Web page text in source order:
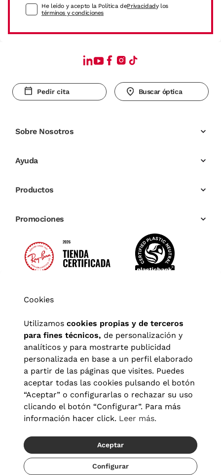
Recíbelo del 21/08 al 23/08
He leído y acepto la Política dePrivacidady los
términos y condiciones
Pedir cita Buscar óptica
Sobre Nosotros
Ayuda
Productos
Promociones
Aviso legal| Política de privacidad Términos y condiciones
Política de cookies|Configuración de cookies
© 2026 Visionlab España
Cookies
Utilizamos cookies propias y de terceros
para fines técnicos, de personalización y
analíticos y para mostrarte publicidad
personalizada en base a un perfil elaborado
a partir de las páginas que visites. Puedes
aceptar todas las cookies pulsando el botón
“Aceptar” o configurarlas o rechazar su uso
clicando el botón “Configurar”. Para más
información hacer click. Leer más.
Aceptar
Configurar